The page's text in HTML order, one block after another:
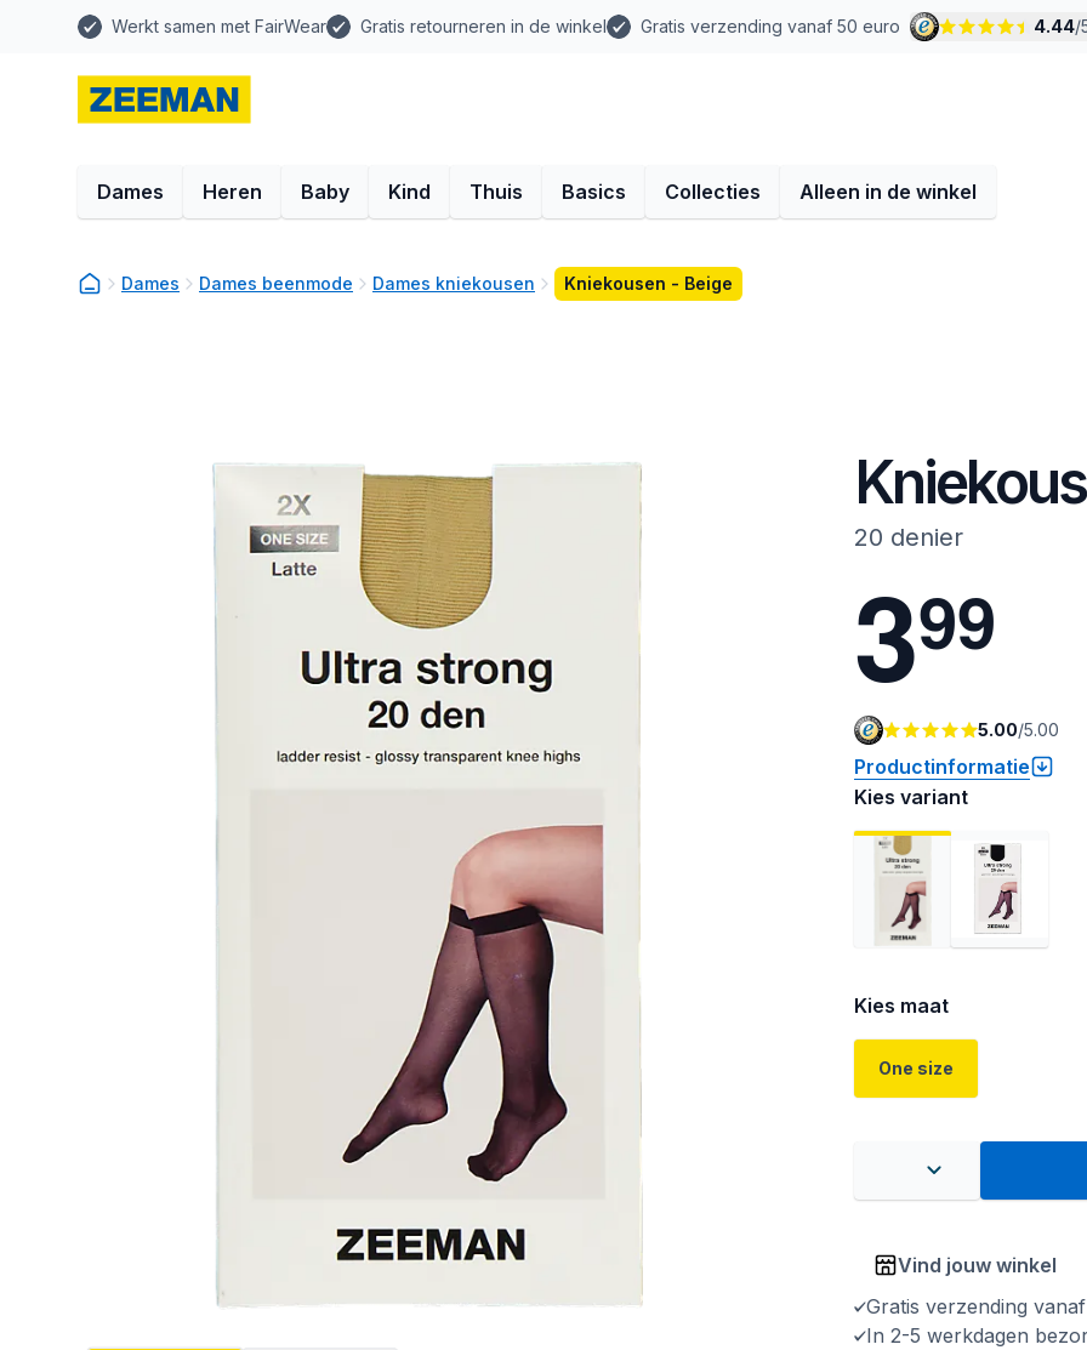
Werkt samen met FairWear Gratis retourneren in de winkel Gratis verzending vanaf 50 euro 4.44/
Dames Heren Baby Kind Thuis Basics Collecties Alleen in de winkel
Dames Dames beenmode Dames kniekousen Kniekousen - Beige
20 denier
399
5.00/5.00
Productinformatie
Kies variant
Kies maat
One size
Vind jouw winkel
Gratis verzending
In 2-5 werkdagen